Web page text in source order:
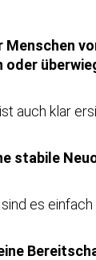
oder
auch klar
stabile
es